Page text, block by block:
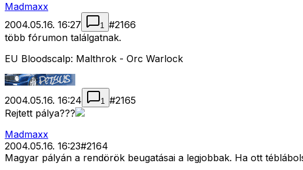
Madmaxx
2004.05.16. 16:27
1 #2166
több fórumon találgatnak.
EU Bloodscalp: Malthrok - Orc Warlock
2004.05.16. 16:24 1 #2165
Rejtett pálya???
Madmaxx
2004.05.16. 16:23#2164
Magyar pályán a rendörök beugatásai a legjobbak. Ha ott